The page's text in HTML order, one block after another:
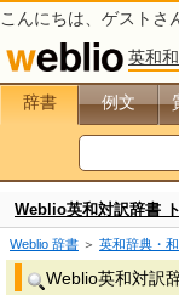
こんにちは、 ゲスト さ
英和
辞書 例文
Weblio英和対訳辞書
Weblio 辞書 ＞ 英和辞典・
Weblio英和対訳